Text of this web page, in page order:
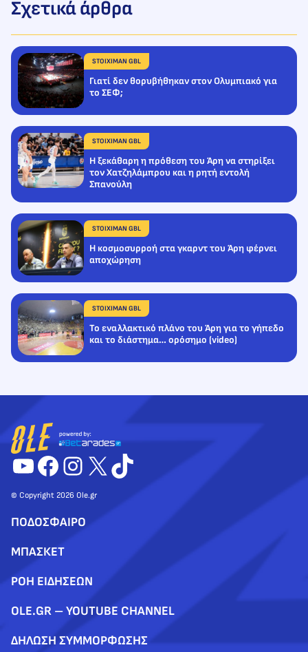
Σχετικά άρθρα
STOIXIMAN GBL
Γιατί δεν θορυβήθηκαν στον Ολυμπιακό για
το ΣΕΦ;
STOIXIMAN GBL
Η ξεκάθαρη η πρόθεση του Άρη να στηρίξει
τον Χατζηλάμπρου και η ρητή εντολή
Σπανούλη
STOIXIMAN GBL
Η κοσμοσυρροή στα γκαρντ του Άρη φέρνει
αποχώρηση
STOIXIMAN GBL
Το εναλλακτικό πλάνο του Άρη για το γήπεδο
και το διάστημα… ορόσημο (video)
YouTube
Facebook
Instagram
X TikTok
© Copyright 2026 Ole.gr
ΠΟΔΟΣΦΑΙΡΟ
ΜΠΑΣΚΕΤ
ΡΟΗ ΕΙΔΗΣΕΩΝ
OLE.GR – YOUTUBE CHANNEL
ΔΗΛΩΣΗ ΣΥΜΜΟΡΦΩΣΗΣ